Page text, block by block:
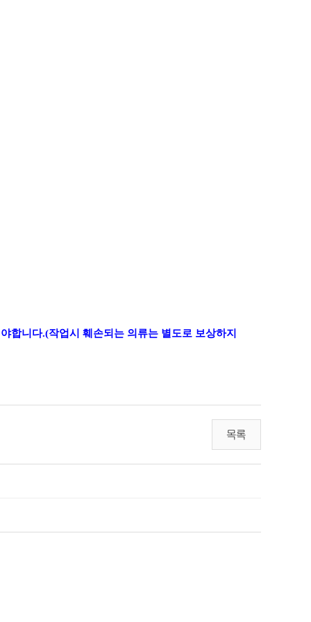
합니다.(작업시 훼손되는 의류는 별도로 보상하지
목록